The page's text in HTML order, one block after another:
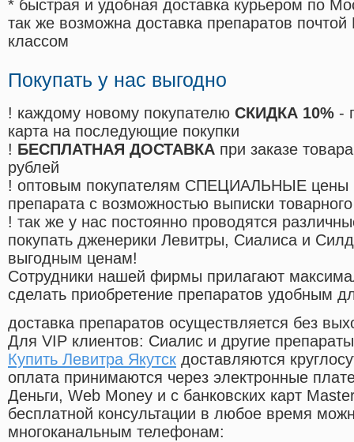
* быстрая и удобная доставка курьером по
так же возможна доставка препаратов
классом
Покупать у нас выгодно
! каждому новому покупателю СКИДКА 10% -
карта на последующие покупки
! БЕСПЛАТНАЯ ДОСТАВКА при заказе
рублей
! оптовым покупателям СПЕЦИАЛЬНЫЕ цены
препарата с возможностью выписки
! так же у нас постоянно проводятся
покупать дженерики Левитры, Сиалиса и
выгодным ценам!
Cотрудники нашей фирмы прилагают
сделать приобретение препаратов удобным
доставка препаратов осуществляется без
Для VIP клиентов: Сиалис и другие
Купить Левитра Якутск доставляются
оплата принимаются через электронные
Деньги, Web Money и с банковских карт
бесплатной консультации в любое время
многоканальным телефонам: